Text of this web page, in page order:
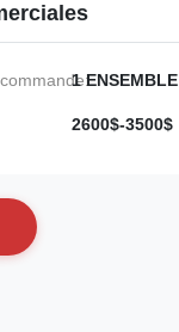
1 ENSEMBLE
2600$-3500$